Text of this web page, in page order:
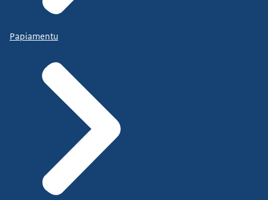
Papiamentu